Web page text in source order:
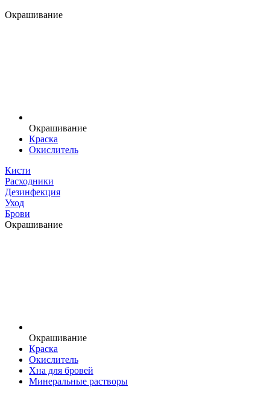
Окрашивание
Окрашивание
Краска
Окислитель
Кисти
Расходники
Дезинфекция
Уход
Брови
Окрашивание
Окрашивание
Краска
Окислитель
Хна для бровей
Минеральные растворы